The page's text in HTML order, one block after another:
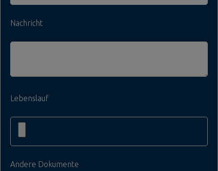
Nachricht
Lebenslauf
Andere Dokumente